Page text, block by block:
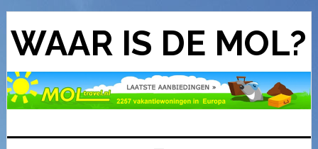
WAAR IS DE MOL?